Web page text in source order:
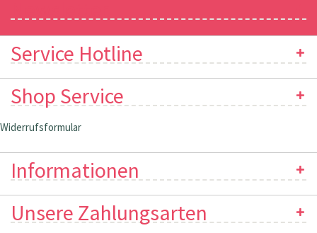
Service Hotline
Shop Service
Widerrufsformular
Informationen
Unsere Zahlungsarten